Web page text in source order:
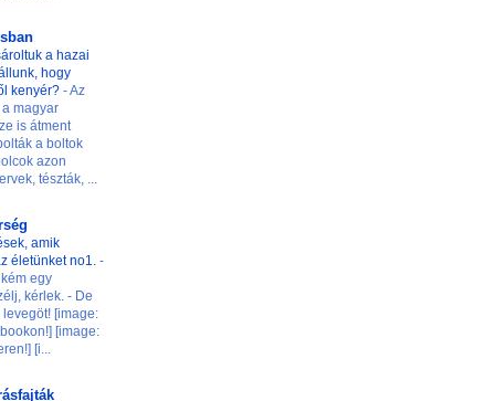
a hazai
hogy
kenyér? -Az
magyar
is átment
a boltok
azon
tészták, ...
amik
életünket no1. -
egy
kérlek. - De
[image:
[image:
[i...